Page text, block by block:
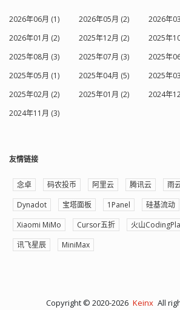
2026年06月 (1) 2026年05月 (2)
2026年
2026年01月 (2)
2025年12月 (2)
2025年
2025年08月 (3)
2025年07月 (3)
2025年
2025年05月 (1)
2025年04月 (5)
2025年
2025年02月 (2)
2025年01月 (2)
2024年
2024年11月 (3)
友情链接
念卓 码农投币 阿里云 腾讯云 雨
Dynadot
宝塔面板 1Panel 硅基流动
Xiaomi MiMo
Cursor五折 火山
讯飞星辰
MiniMax
Copyright © 2020-2026 Keinx All